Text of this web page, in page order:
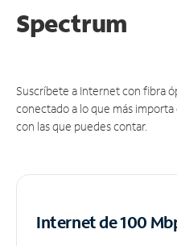
Spectrum
Suscríbete a Internet con fibra
conectado a lo que más
con las que puedes contar.
Internet de 100